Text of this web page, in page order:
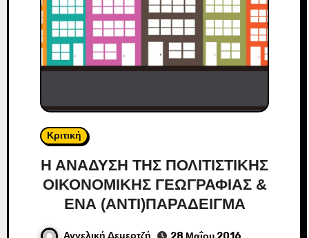
Κριτική
Η ΑΝΑΔΥΣΗ ΤΗΣ ΠΟΛΙΤΙΣΤΙΚΗΣ
ΟΙΚΟΝΟΜΙΚΗΣ ΓΕΩΓΡΑΦΙΑΣ &
ΕΝΑ (ΑΝΤΙ)ΠΑΡΑΔΕΙΓΜΑ
Αγγελική Δεμερτζή